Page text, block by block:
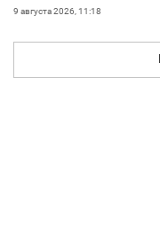
9 августа 2026, 11:18